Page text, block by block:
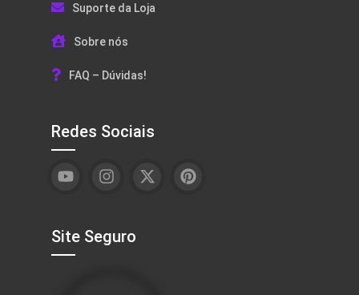
Suporte da Loja
Sobre nós
FAQ – Dúvidas!
Redes Sociais
Site Seguro